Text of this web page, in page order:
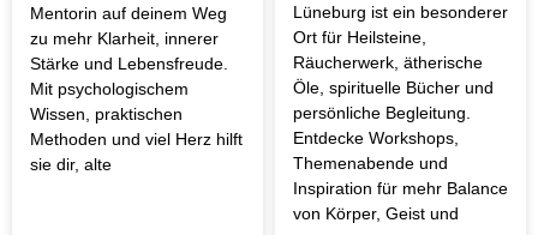
Mentorin auf deinem Weg
zu mehr Klarheit, innerer
Stärke und Lebensfreude.
Mit psychologischem
Wissen, praktischen
Methoden und viel Herz hilft
sie dir, alte
Lüneburg ist ein besonderer
Ort für Heilsteine,
Räucherwerk, ätherische
Öle, spirituelle Bücher und
persönliche Begleitung.
Entdecke Workshops,
Themenabende und
Inspiration für mehr Balance
von Körper, Geist und